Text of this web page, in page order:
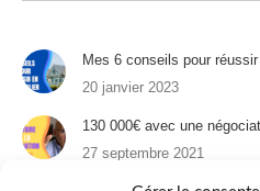
Mes 6 conseils pour
20 janvier 2023
130 000€ avec une
27 septembre 2021